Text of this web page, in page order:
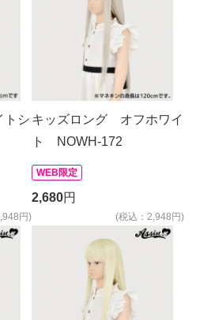
トシ
円)
キッズロング オフホワイ
ト NOWH-172
WEB限定
2,680円
(税込：2,948円)